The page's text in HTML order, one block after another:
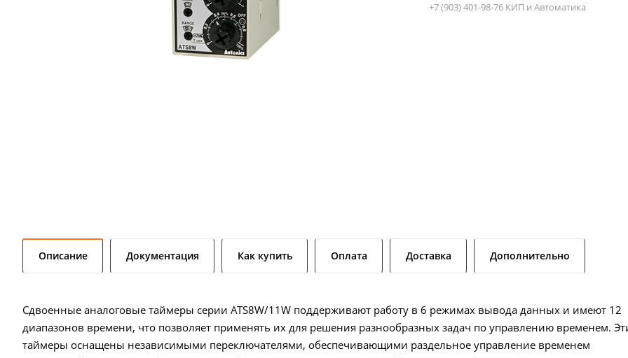
+7 (903) 401-98-76 КИП и Автоматика
Описание Документация Как купить Оплата Доставка Дополнительно
Сдвоенные аналоговые таймеры серии ATS8W/11W поддерживают работу в 6 режимах вывода данных и имеют 12
диапазонов времени, что позволяет применять их для решения разнообразных задач по управлению временем.
таймеры оснащены независимыми переключателями, обеспечивающими раздельное управление временем